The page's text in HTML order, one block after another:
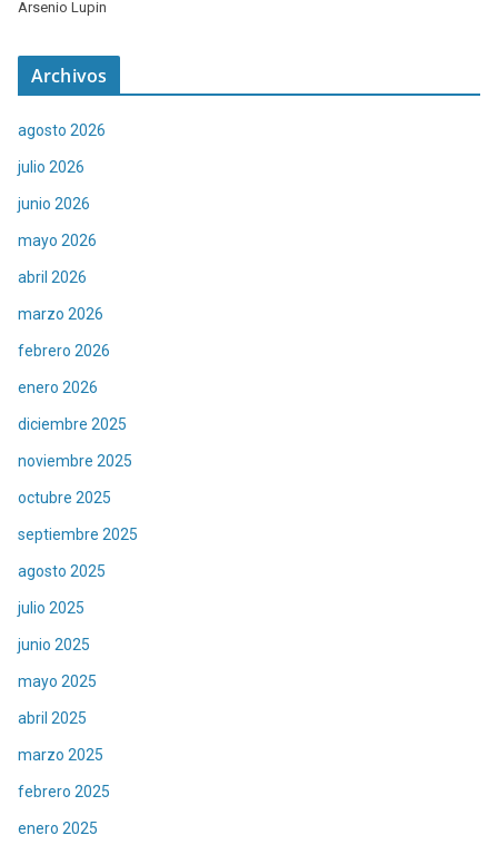
Arsenio Lupin
Archivos
agosto 2026
julio 2026
junio 2026
mayo 2026
abril 2026
marzo 2026
febrero 2026
enero 2026
diciembre 2025
noviembre 2025
octubre 2025
septiembre 2025
agosto 2025
julio 2025
junio 2025
mayo 2025
abril 2025
marzo 2025
febrero 2025
enero 2025